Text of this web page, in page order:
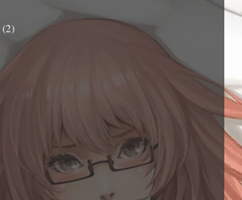
(2)